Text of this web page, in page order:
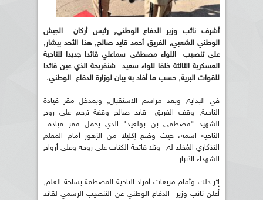
أشرف نائب وزير الدفاع الوطني, رئيس أركان الجيش
الوطني الشعبي, الفريق أحمد قايد صالح, هذا الأحد ببشار,
على تنصيب اللواء مصطفى سماعلي قائدا جديدا للناحية
العسكرية الثالثة خلفا للواء سعيد شنقريحة الذي عين قائدا
للقوات البرية, حسب ما أفاد به بيان لوزارة الدفاع الوطني.
في البداية, وبعد مراسم الاستقبال, وبمدخل مقر قيادة
الناحية, وقف الفريق قايد صالح وقفة ترحم على روح
الشهيد "مصطفى بن بولعيد" الذي يحمل مقر قيادة
الناحية اسمه، حيث وضع إكليلا من الزهور أمام المعلم
التذكاري المُخلد له, وتلا فاتحة الكتاب على روحه وعلى أرواح
الشهداء الأبرار.
إثر ذلك وأمام مربعات أفراد الناحية المصطفة بساحة العلم,
أعلن نائب وزير الدفاع الوطني عن التنصيب الرسمي لقائد